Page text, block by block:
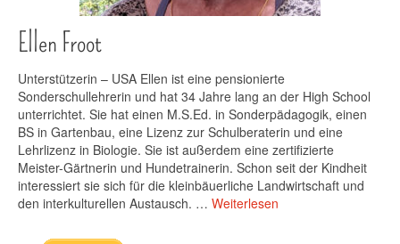
Ellen Froot
Unterstützerin – USA Ellen ist eine pensionierte
Sonderschullehrerin und hat 34 Jahre lang an der High School
unterrichtet. Sie hat einen M.S.Ed. in Sonderpädagogik, einen
BS in Gartenbau, eine Lizenz zur Schulberaterin und eine
Lehrlizenz in Biologie. Sie ist außerdem eine zertifizierte
Meister-Gärtnerin und Hundetrainerin. Schon seit der Kindheit
interessiert sie sich für die kleinbäuerliche Landwirtschaft und
den interkulturellen Austausch. … Weiterlesen